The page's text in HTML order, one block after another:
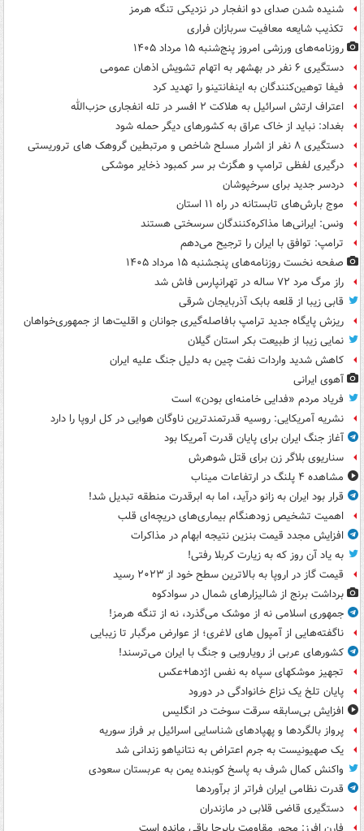
شنیده شدن صدای دو انفجار در نزدیکی تنگه هرمز
تکذیب شایعه معافیت سربازان فراری
روزنامه‌های ورزشی امروز پنج‌شنبه ۱۵ مرداد ۱۴۰۵
دستگیری ۶ نفر در بهشهر به اتهام تشویش اذهان عمومی
فیفا توهین‌کنندگان به اینفانتینو را تهدید کرد
اعتراف ارتش اسرائیل به هلاکت ۲ افسر در تله انفجاری حزب‌الله
بغداد: نباید از خاک عراق به کشورهای دیگر حمله شود
دستگیری ۸ نفر از اشرار مسلح شاخص و مرتبطین گروهک های تروریستی
درگیری لفظی ترامپ و هگزث بر سر کمبود ذخایر موشکی
دردسر جدید برای سرخپوشان
موج بارش‌های تابستانه در راه ۱۱ استان
ونس: ایرانی‌ها مذاکره‌کنندگان سرسختی هستند
ترامپ: توافق با ایران را ترجیح می‌دهم
صفحه نخست روزنامه‌های پنجشنبه ۱۵ مرداد ۱۴۰۵
راز مرگ مرد ۷۲ ساله در تهرانپارس فاش شد
قابی زیبا از قلعه بابک آذربایجان شرقی
ریزش پایگاه جدید ترامپ بافاصله‌گیری جوانان و اقلیت‌ها از جمهوری‌خواهان
نمایی زیبا از طبیعت بکر استان گیلان
کاهش شدید واردات نفت چین به دلیل جنگ علیه ایران
آهوی ایرانی
فریاد مردم «فدایی خامنه‌ای بودن» است
نشریه آمریکایی: روسیه قدرتمندترین ناوگان هوایی در کل اروپا را دارد
آغاز جنگ ایران برای پایان قدرت آمریکا بود
سناریوی بلاگر زن برای قتل شوهرش
مشاهده ۴ پلنگ در ارتفاعات میناب
قرار بود ایران به زانو درآید، اما به ابرقدرت منطقه تبدیل شد!
اهمیت تشخیص زودهنگام بیماری‌های دریچه‌ای قلب
افزایش مجدد قیمت بنزین نتیجه ابهام در مذاکرات
به یاد آن روز که به زیارت کربلا رفتی!
قیمت گاز در اروپا به بالاترین سطح خود از ۲۰۲۳ رسید
برداشت برنج از شالیزارهای شمال در سوادکوه
جمهوری اسلامی نه از موشک می‌گذرد، نه از تنگه هرمز!
ناگفته‌هایی از آمپول های لاغری؛ از عوارض مرگبار تا زیبایی
کشورهای عربی از رویارویی و جنگ با ایران می‌ترسند!
تجهیز موشکهای سپاه به نفس اژدها+عکس
پایان تلخ یک نزاع خانوادگی در دورود
افزایش بی‌سابقه سرقت سوخت در انگلیس
پرواز بالگردها و پهپادهای شناسایی اسرائیل بر فراز سوریه
یک صهیونیست به جرم اعتراض به نتانیاهو زندانی شد
واکنش کمال شرف به پاسخ کوبنده یمن به عربستان سعودی
قدرت نظامی ایران فراتر از برآوردها
دستگیری قاضی قلابی در مازندران
فارن افرز: محور مقاومت پابرجا باقی مانده است